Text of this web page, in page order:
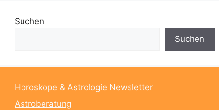
Suchen
Suchen
Horoskope & Astrologie Newsletter
Astroberatung